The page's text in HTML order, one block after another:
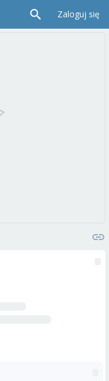
Zaloguj się